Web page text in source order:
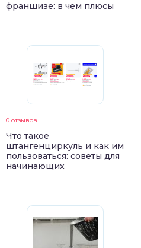
франшизе: в чем плюсы
0 отзывов
Что такое
штангенциркуль и как им
пользоваться: советы для
начинающих